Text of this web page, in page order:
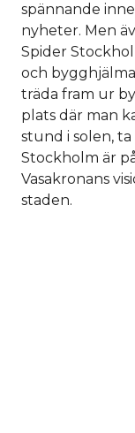
spännande
nyheter. Men
Spider
och
träda fram ur
plats där man
stund i solen,
Stockholm är
Vasakronans
staden.